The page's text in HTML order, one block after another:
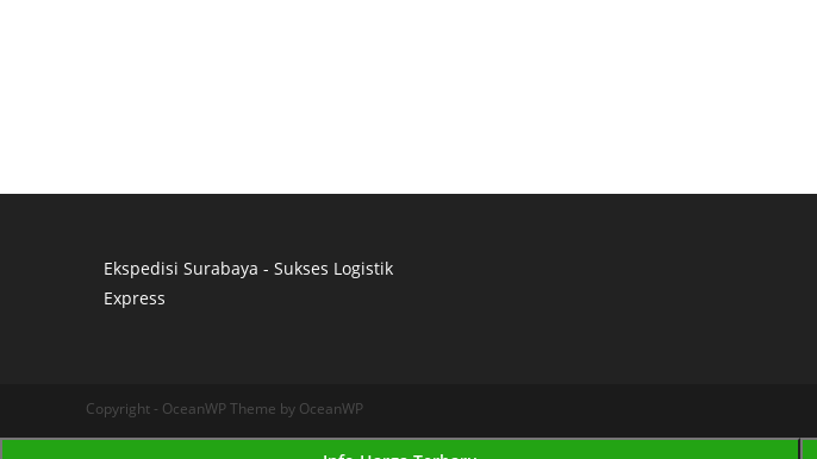
Ekspedisi Surabaya - Sukses Logistik
Express
Jasa Tank Cleaning
Copyright - OceanWP Theme by OceanWP